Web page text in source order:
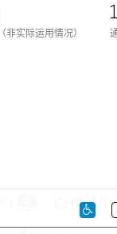
非实际运用情况）